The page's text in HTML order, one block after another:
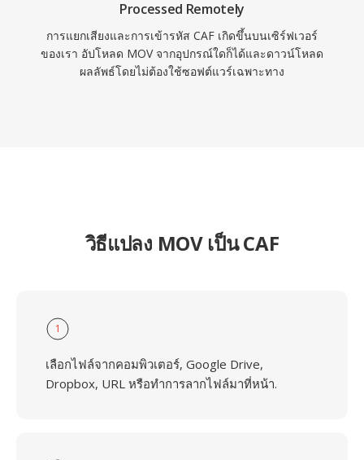
Processed Remotely
การแยกเสียงและการเข้ารหัส CAF เกิดขึ้นบนเซิร์ฟเวอร์
ของเรา อัปโหลด MOV จากอุปกรณ์ใดก็ได้และดาวน์โหลด
ผลลัพธ์โดยไม่ต้องใช้ซอฟต์แวร์เฉพาะทาง
วิธีแปลง MOV เป็น CAF
1
เลือกไฟล์จากคอมพิวเตอร์, Google Drive,
Dropbox, URL หรือทำการลากไฟล์มาที่หน้า.